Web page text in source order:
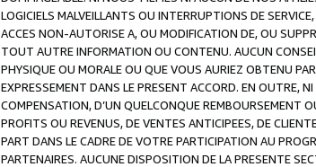
LOGICIELS MALVEILLANTS OU INTERRUPTIONS DE
ACCES NON-AUTORISE A, OU MODIFICATION DE, OU
TOUT AUTRE INFORMATION OU CONTENU. AUCUN
PHYSIQUE OU MORALE OU QUE VOUS AURIEZ OBTENU
EXPRESSEMENT DANS LE PRESENT ACCORD. EN OUTRE,
COMPENSATION, D’UN QUELCONQUE REMBOURSEMENT
PROFITS OU REVENUS, DE VENTES ANTICIPEES, DE
PART DANS LE CADRE DE VOTRE PARTICIPATION AU
PARTENAIRES. AUCUNE DISPOSITION DE LA PRESENTE